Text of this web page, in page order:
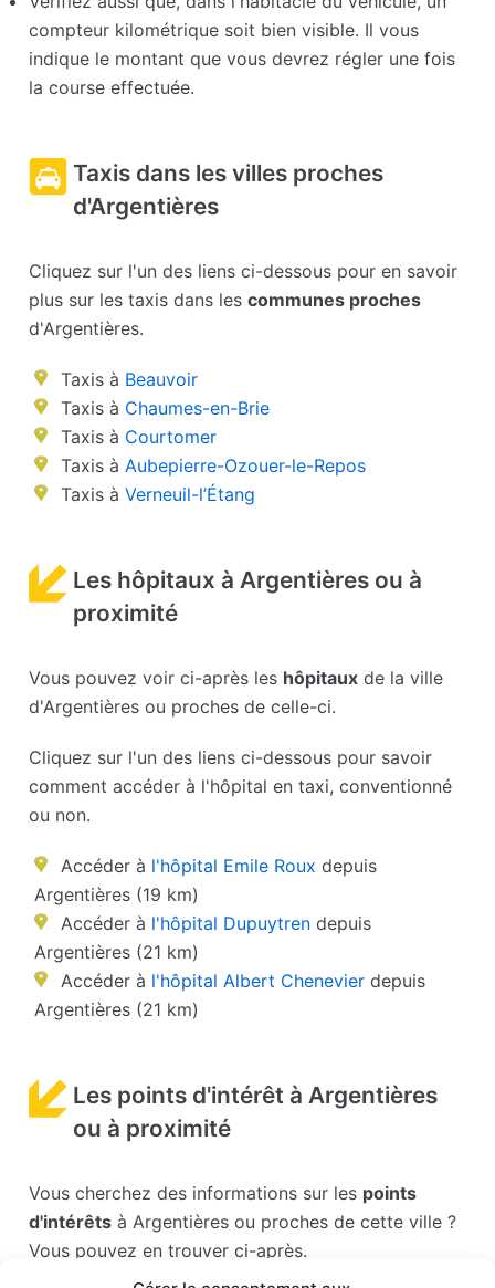
compteur kilométrique soit bien visible. Il vous
indique le montant que vous devrez régler une fois
la course effectuée.
Taxis dans les villes proches
d'Argentières
Cliquez sur l'un des liens ci-dessous pour en savoir
plus sur les taxis dans lescommunes proches
d'Argentières.
Taxis à Beauvoir
Taxis à Chaumes-en-Brie
Taxis à Courtomer
Taxis àAubepierre-Ozouer-le-Repos
Taxis àVerneuil-l’Étang
Les hôpitaux à Argentières ou à
proximité
Vous pouvez voir ci-après les hôpitaux de la ville
d'Argentières ou proches de celle-ci.
Cliquez sur l'un des liens ci-dessous pour savoir
comment accéder à l'hôpital en taxi, conventionné
ou non.
Accéder à l'hôpital Emile Roux depuis
Argentières (19 km)
Accéder à l'hôpital Dupuytren depuis
Argentières (21 km)
Accéder à l'hôpital Albert Chenevier depuis
Argentières (21 km)
Les points d'intérêt à Argentières
ou à proximité
Vous cherchez des informations sur les points
d'intérêts à Argentières ou proches de cette ville ?
Vous pouvez en trouver ci-après.